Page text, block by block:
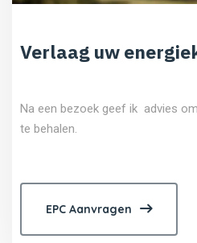
Verlaag uw
Na een bezoek geef ik advies
te behalen.
EPC Aanvragen